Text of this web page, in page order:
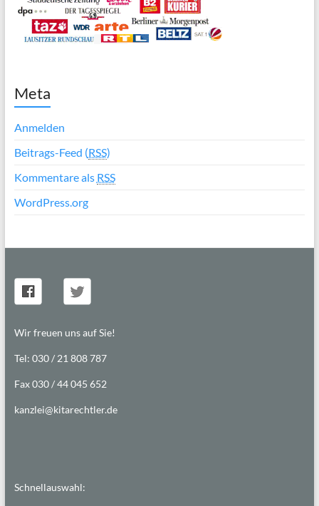
Meta
Anmelden
Beitrags-Feed (RSS)
Kommentare als RSS
WordPress.org
Wir freuen uns auf Sie!
Tel: 030 / 21 808 787
Fax 030 / 44 045 652
kanzlei@kitarechtler.de
Schnellauswahl: